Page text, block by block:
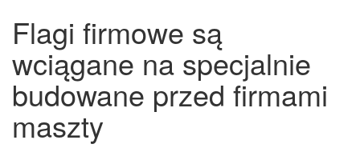
Flagi firmowe są
wciągane na specjalnie
budowane przed firmami
maszty